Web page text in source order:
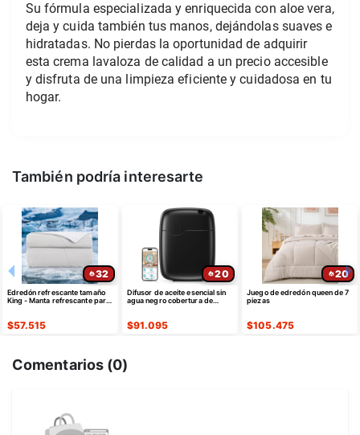
Su fórmula especializada y enriquecida con aloe vera,
deja y cuida también tus manos, dejándolas suaves e
hidratadas. No pierdas la oportunidad de adquirir
esta crema lavaloza de calidad a un precio accesible
y disfruta de una limpieza eficiente y cuidadosa en tu
hogar.
También podría interesarte
32
Edredón refrescante tamaño
King - Manta refrescante para
$57.515
20
Difusor de aceite esencial sin
agua negro cobertura de
$91.095
20
Juego de edredón queen de 7
piezas
$105.475
Comentarios (0)